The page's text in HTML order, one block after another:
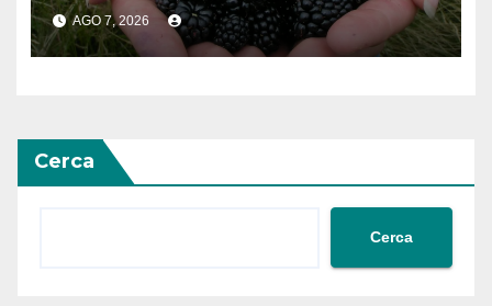
consigli e ricette
AGO 7, 2026
Cerca
Cerca